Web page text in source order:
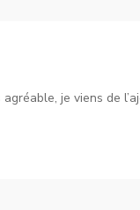
je viens de